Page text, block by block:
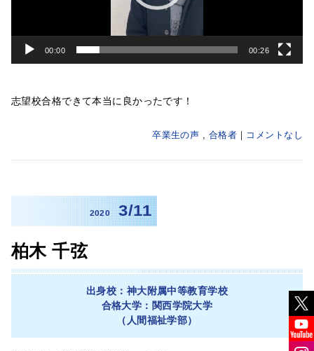
00:00 00:26
志望校合格できて本当に良かったです！
卒業生の声 , 合格者 コメントなし
2020 3/11
柏木 千弦
出身校：神大附属中等教育学校
合格大学：関西学院大学
（人間福祉学部）